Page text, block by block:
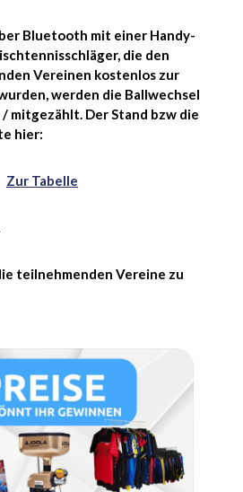
Bluetooth mit einer Handy-
die den
Vereinen kostenlos zur
werden die Ballwechsel
mitgezählt. Der Stand bzw die
hier:
Zur Tabelle
teilnehmenden Vereine zu